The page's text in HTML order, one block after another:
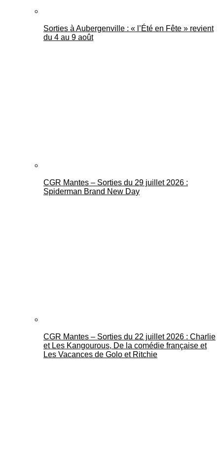
Sorties à Aubergenville : « l’Été en Fête » revient
du 4 au 9 août
CGR Mantes – Sorties du 29 juillet 2026 :
Spiderman Brand New Day
CGR Mantes – Sorties du 22 juillet 2026 : Charlie
et Les Kangourous, De la comédie française et
Les Vacances de Golo et Ritchie